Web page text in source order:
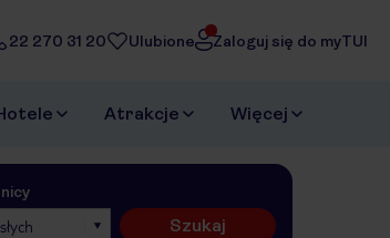
22 270 31 20 Ulubione Zaloguj się do myTUI
Atrakcje Więcej
Szukaj